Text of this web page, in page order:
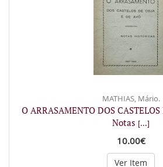
MATHIAS, Mário.
O ARRASAMENTO DOS CASTELOS
Notas [...]
10.00€
Ver Item